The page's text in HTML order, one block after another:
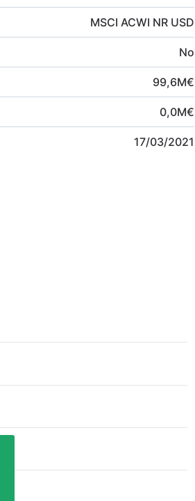
MSCI ACWI NR USD
No
99,6M€
0,0M€
17/03/2021